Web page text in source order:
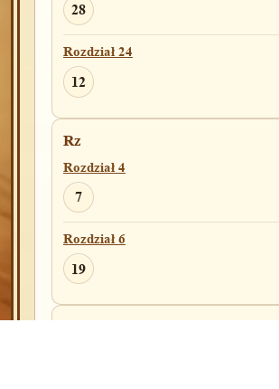
9
Rozdział 19
20
Rozdział 22
Rozdział 24
10
4Krl
Rozdział 7
28
Rozdział 24
12
Rz
Rozdział 4
7
Rozdział 6
19